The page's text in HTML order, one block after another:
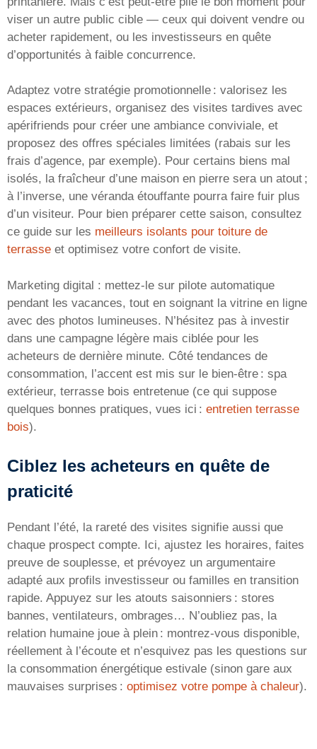
viser un autre public cible — ceux qui doivent vendre ou
acheter rapidement, ou les investisseurs en quête
d’opportunités à faible concurrence.
Adaptez votre stratégie promotionnelle : valorisez les
espaces extérieurs, organisez des visites tardives avec
apérifriends pour créer une ambiance conviviale, et
proposez des offres spéciales limitées (rabais sur les
frais d’agence, par exemple). Pour certains biens mal
isolés, la fraîcheur d’une maison en pierre sera un atout ;
à l’inverse, une véranda étouffante pourra faire fuir plus
d’un visiteur. Pour bien préparer cette saison, consultez
ce guide sur les meilleurs isolants pour toiture de
terrasse et optimisez votre confort de visite.
Marketing digital : mettez-le sur pilote automatique
pendant les vacances, tout en soignant la vitrine en ligne
avec des photos lumineuses. N’hésitez pas à investir
dans une campagne légère mais ciblée pour les
acheteurs de dernière minute. Côté tendances de
consommation, l’accent est mis sur le bien-être : spa
extérieur, terrasse bois entretenue (ce qui suppose
quelques bonnes pratiques, vues ici : entretien terrasse
bois).
Ciblez les acheteurs en quête de
praticité
Pendant l’été, la rareté des visites signifie aussi que
chaque prospect compte. Ici, ajustez les horaires, faites
preuve de souplesse, et prévoyez un argumentaire
adapté aux profils investisseur ou familles en transition
rapide. Appuyez sur les atouts saisonniers : stores
bannes, ventilateurs, ombrages… N’oubliez pas, la
relation humaine joue à plein : montrez-vous disponible,
réellement à l’écoute et n’esquivez pas les questions sur
la consommation énergétique estivale (sinon gare aux
mauvaises surprises : optimisez votre pompe à chaleur).